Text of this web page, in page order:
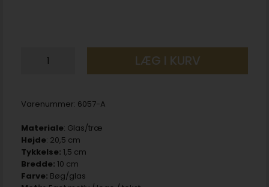
LÆG I KURV
Varenummer: 6057-A
Materiale: Glas/træ
Højde: 20,5 cm
Tykkelse: 1,5 cm
Bredde: 10 cm
Farve: Bøg/glas